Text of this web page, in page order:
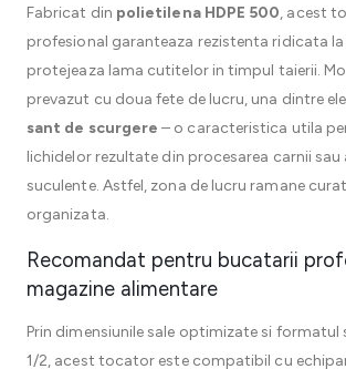
Fabricat din polietilena HDPE 500, acest
profesional garanteaza rezistenta ridicata la
protejeaza lama cutitelor in timpul taierii.
prevazut cu doua fete de lucru, una dintre
sant de scurgere – o caracteristica utila
lichidelor rezultate din procesarea carnii sau
suculente. Astfel, zona de lucru ramane
organizata.
Recomandat pentru bucatarii
magazine alimentare
Prin dimensiunile sale optimizate si
1/2, acest tocator este compatibil cu